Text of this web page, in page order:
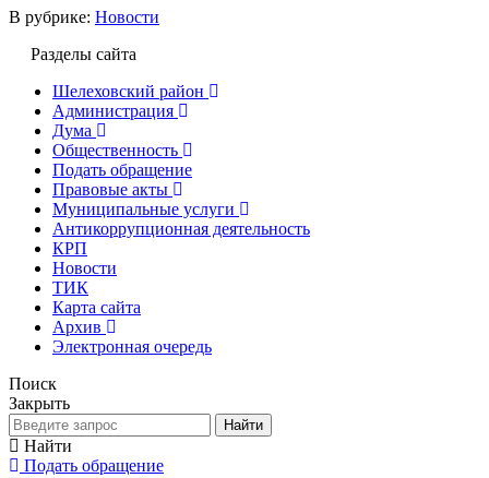
В рубрике: Новости
Разделы сайта
Шелеховский район
Администрация
Дума
Общественность
Подать обращение
Правовые акты
Муниципальные услуги
Антикоррупционная деятельность
КРП
Новости
ТИК
Карта сайта
Архив
Электронная очередь
Поиск
Закрыть
Найти
Найти
Подать обращение